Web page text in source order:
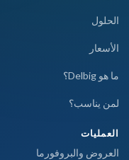
الحلول
الأسعار
ما هو Delbig؟
لمن يناسب؟
العمليات
العروض والبروفورما